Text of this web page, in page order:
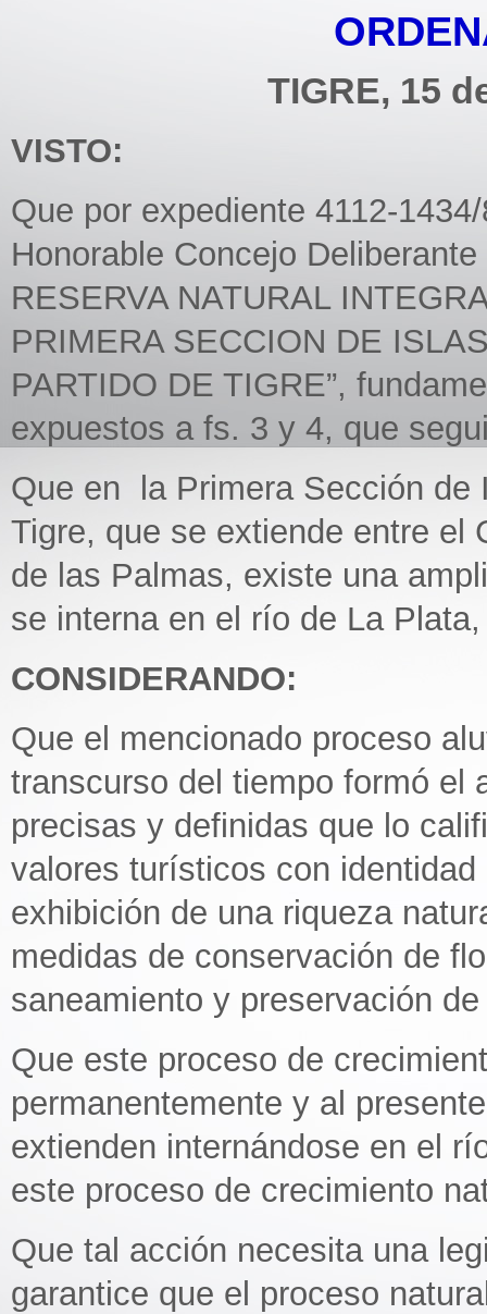
TIGRE, 15
VISTO:
Que por expediente 4112-
Honorable Concejo
RESERVA NATURAL
PRIMERA SECCION DE
PARTIDO DE TIGRE”,
expuestos a fs. 3 y 4, que
Que en la Primera Sección de
Tigre, que se extiende entre el
de las Palmas, existe una
se interna en el río de La Plata,
CONSIDERANDO:
Que el mencionado proceso
transcurso del tiempo formó el
precisas y definidas que lo
valores turísticos con
exhibición de una riqueza
medidas de conservación de
saneamiento y preservación
Que este proceso de
permanentemente y al
extienden internándose en el
este proceso de crecimiento
Que tal acción necesita una
garantice que el proceso